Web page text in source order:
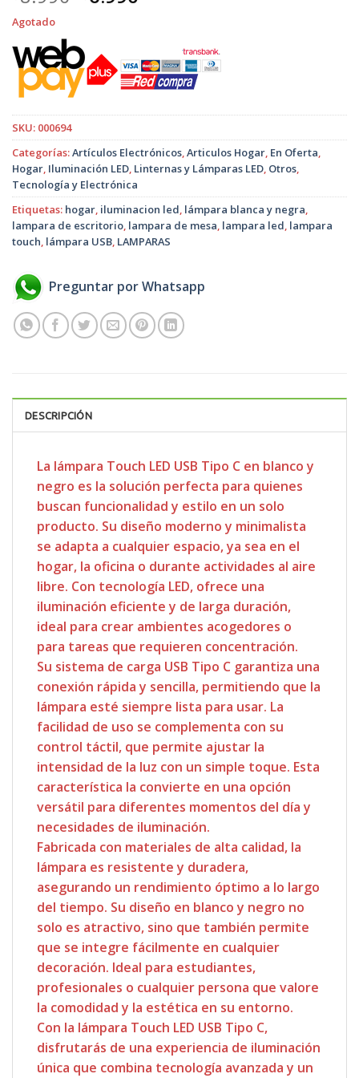
era:
$8.990.
es:
$6.990.
Agotado
SKU: 000694
Categorías:Artículos Electrónicos,Articulos Hogar, En Oferta,
Hogar, Iluminación LED, Linternas y Lámparas LED, Otros,
Tecnología y Electrónica
Etiquetas: hogar, iluminacion led, lámpara blanca y negra,
lampara de escritorio, lampara de mesa, lampara led, lampara
touch, lámpara USB, LAMPARAS
Preguntar por Whatsapp
DESCRIPCIÓN
La lámpara Touch LED USB Tipo C en blanco y
negro es la solución perfecta para quienes
buscan funcionalidad y estilo en un solo
producto. Su diseño moderno y minimalista
se adapta a cualquier espacio, ya sea en el
hogar, la oficina o durante actividades al aire
libre. Con tecnología LED, ofrece una
iluminación eficiente y de larga duración,
ideal para crear ambientes acogedores o
para tareas que requieren concentración.
Su sistema de carga USB Tipo C garantiza una
conexión rápida y sencilla, permitiendo que la
lámpara esté siempre lista para usar. La
facilidad de uso se complementa con su
control táctil, que permite ajustar la
intensidad de la luz con un simple toque. Esta
característica la convierte en una opción
versátil para diferentes momentos del día y
necesidades de iluminación.
Fabricada con materiales de alta calidad, la
lámpara es resistente y duradera,
asegurando un rendimiento óptimo a lo largo
del tiempo. Su diseño en blanco y negro no
solo es atractivo, sino que también permite
que se integre fácilmente en cualquier
decoración. Ideal para estudiantes,
profesionales o cualquier persona que valore
la comodidad y la estética en su entorno.
Con la lámpara Touch LED USB Tipo C,
disfrutarás de una experiencia de iluminación
única que combina tecnología avanzada y un